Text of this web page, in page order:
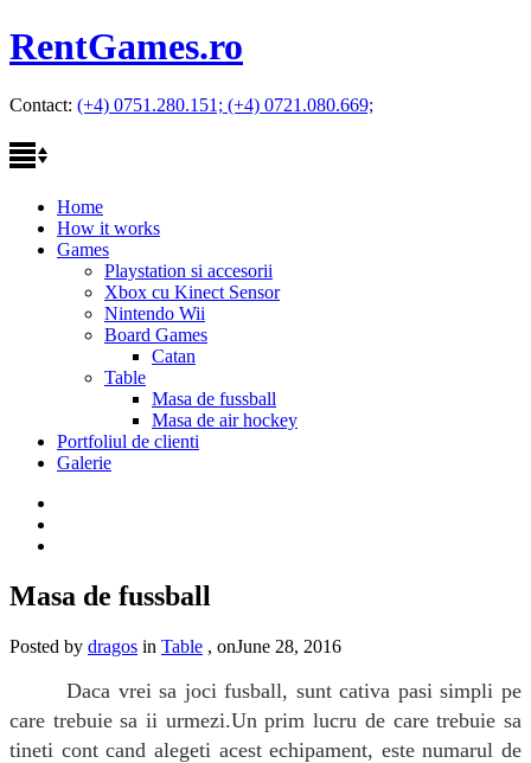
RentGames.ro
Contact: (+4) 0751.280.151; (+4) 0721.080.669;
Home
How it works
Games
Playstation si accesorii
Xbox cu Kinect Sensor
Nintendo Wii
Board Games
Catan
Table
Masa de fussball
Masa de air hockey
Portfoliul de clienti
Galerie
Masa de fussball
Posted by dragos in Table , onJune 28, 2016
Daca vrei sa joci fusball, sunt cativa pasi simpli pe
care trebuie sa ii urmezi.Un prim lucru de care trebuie sa
tineti cont cand alegeti acest echipament, este numarul de